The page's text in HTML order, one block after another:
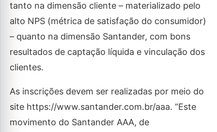
tanto na dimensão cliente – materializado pelo
alto NPS (métrica de satisfação do consumidor)
– quanto na dimensão Santander, com bons
resultados de captação líquida e vinculação dos
clientes.
As inscrições devem ser realizadas por meio do
site https://www.santander.com.br/aaa. “Este
movimento do Santander AAA, de